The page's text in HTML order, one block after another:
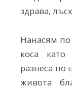
здрава,
Нанасям по
коса
разнеса по
живота